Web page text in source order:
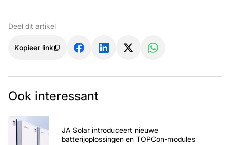
Deel dit artikel
Kopieer link
Ook interessant
JA Solar introduceert nieuwe
batterijoplossingen en TOPCon-modules